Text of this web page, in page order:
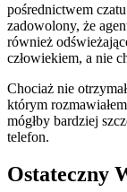
pośrednictwem
zadowolony, że
również
człowiekiem, a nie
Chociaż nie
którym
mógłby bardziej
telefon.
Ostateczny